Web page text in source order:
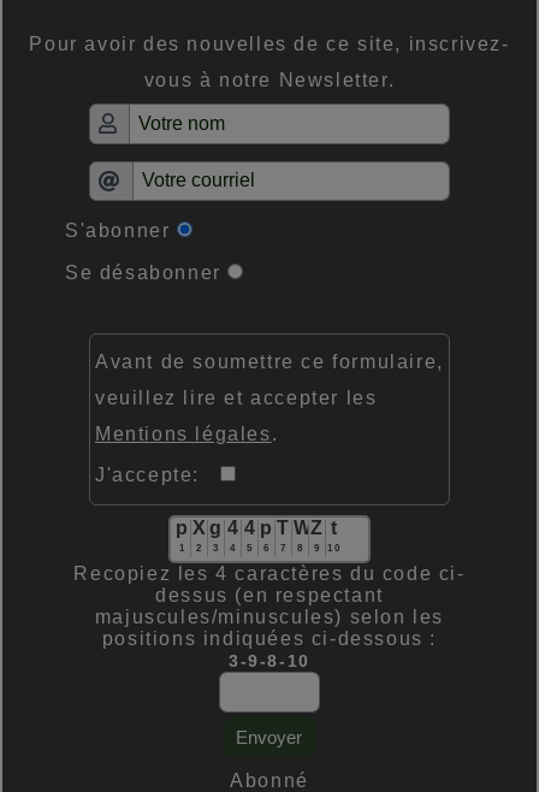
Pour avoir des nouvelles de ce site, inscrivez-
vous à notre Newsletter.
S'abonner
Se désabonner
Avant de soumettre ce formulaire,
veuillez lire et accepter les
Mentions légales.
J'accepte:
p
1
X
2
g
3
4
4
4
5
p
6
T
7
W
8
Z
9
t
10
Recopiez les 4 caractères du code ci-
dessus (en respectant
majuscules/minuscules) selon les
positions indiquées ci-dessous :
3-9-8-10
Envoyer
Abonné